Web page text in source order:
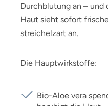
Durchblutung an – und
Haut sieht sofort
streichelzart an.
Die Hauptwirkstoffe:
Bio-Aloe vera